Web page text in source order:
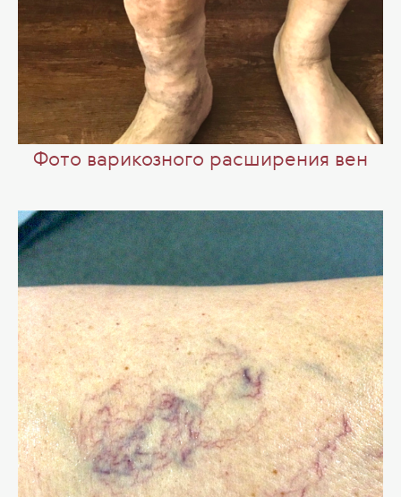
Фото варикозного расширения вен